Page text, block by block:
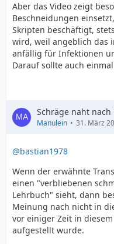
Aber das Video zeigt
Beschneidungen
Skripten beschäftigt,
wird, weil angeblich das
anfällig für Infektionen
Darauf sollte auch
Schräge naht
Manulein 31. März
@bastian1978
Wenn der erwähnte
einen "verbliebenen
Lehrbuch" sieht, dann
Meinung nach nicht in
vor einiger Zeit in
aufgestellt wurde.